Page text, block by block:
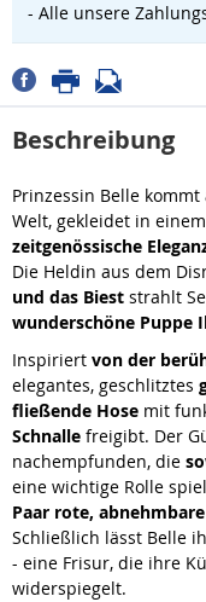
- Alle unsere
Beschreibung
Prinzessin Belle
Welt, gekleidet in
zeitgenössische
Die Heldin aus dem
und das Biest strahlt
wunderschöne Puppe
Inspiriert von der
elegantes, geschlitztes
fließende Hose mit
Schnalle freigibt. Der
nachempfunden, die
eine wichtige Rolle
Paar rote,
Schließlich lässt Belle
- eine Frisur, die ihre
widerspiegelt.